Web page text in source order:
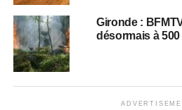
Gironde :
désormais à